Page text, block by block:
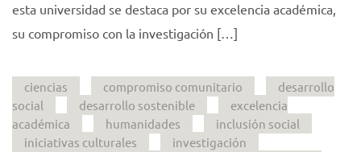
esta universidad se destaca por su excelencia académica,
su compromiso con la investigación […]
ciencias compromiso comunitario
desarrollo
social
desarrollo sostenible
excelencia
académica
humanidades
inclusión social
iniciativas culturales
investigación